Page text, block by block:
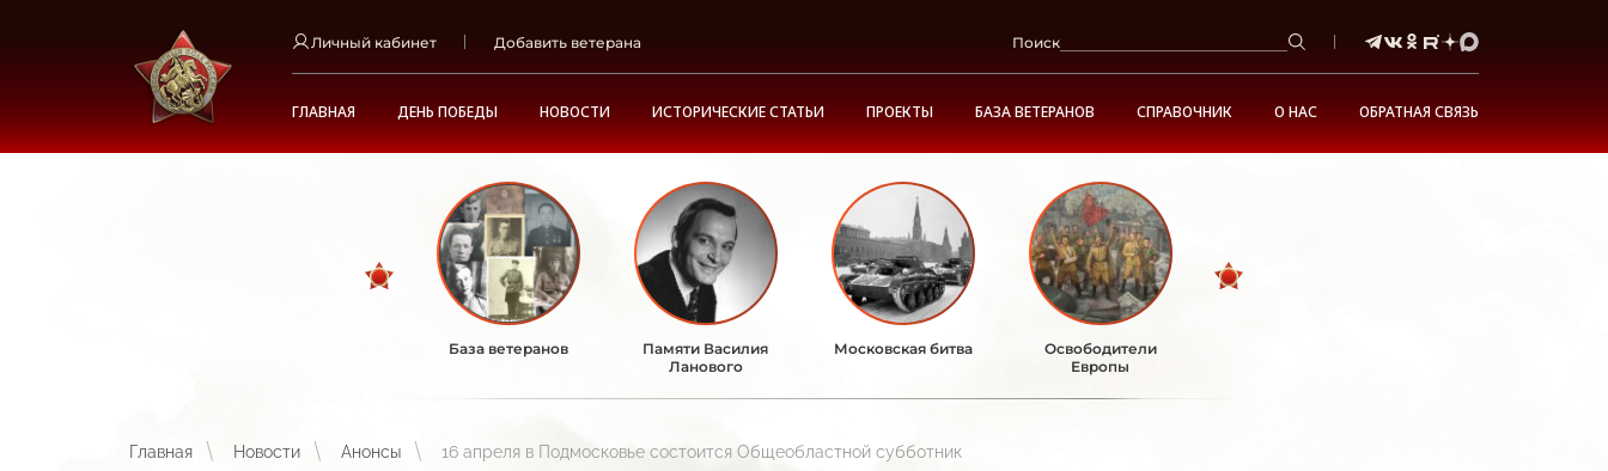
Личный кабинет Добавить ветерана Поиск
ГЛАВНАЯ ДЕНЬ ПОБЕДЫ НОВОСТИ ИСТОРИЧЕСКИЕ СТАТЬИ ПРОЕКТЫ БАЗА ВЕТЕРАНОВ СПРАВОЧНИК О НАС ОБРАТНАЯ СВЯЗЬ
База ветеранов
Памяти Василия
Ланового
Московская битва
Освободители
Европы
Главная Новости Анонсы 16 апреля в Подмосковье состоится Общеобластной субботник